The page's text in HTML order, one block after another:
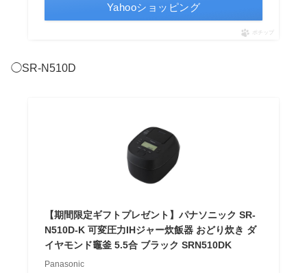
Yahooショッピング
ポチップ
◯SR-N510D
【期間限定ギフトプレゼント】パナソニック SR-
N510D-K 可変圧力IHジャー炊飯器 おどり炊き ダ
イヤモンド竈釜 5.5合 ブラック SRN510DK
Panasonic